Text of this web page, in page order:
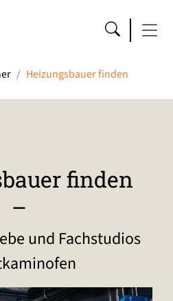
Heizungsbauer finden
finden
–
und Fachstudios